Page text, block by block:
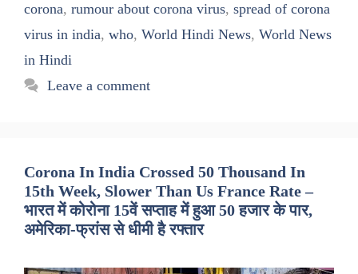
corona, rumour about corona virus, spread of corona
virus in india, who, World Hindi News, World News
in Hindi
Leave a comment
Corona In India Crossed 50 Thousand In
15th Week, Slower Than Us France Rate –
भारत में कोरोना 15वें सप्ताह में हुआ 50 हजार के पार,
अमेरिका-फ्रांस से धीमी है रफ्तार